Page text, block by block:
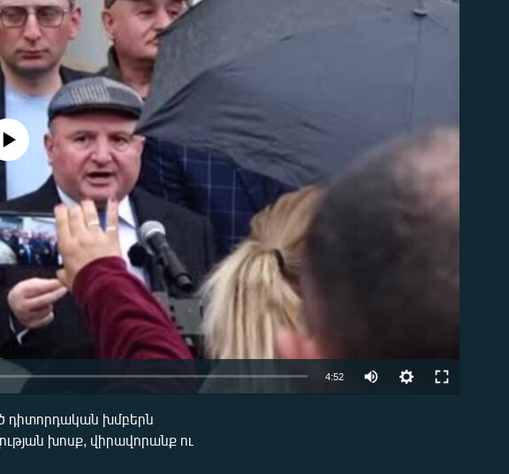
currently available
4:52
դիտորդական խմբերն
խոսք, վիրավորանք ու